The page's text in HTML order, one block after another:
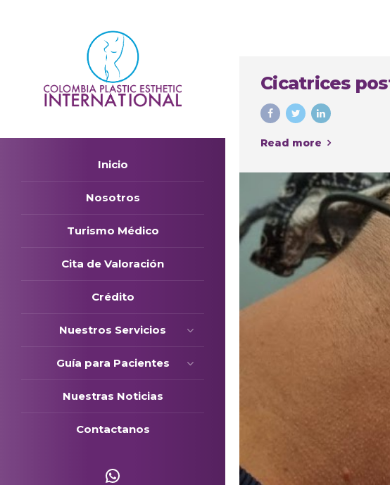
Inicio
Nosotros
Turismo Médico
Cita de Valoración
Crédito
Nuestros Servicios
Guía para Pacientes
Nuestras Noticias
Contactanos
Cicatrices
Read more